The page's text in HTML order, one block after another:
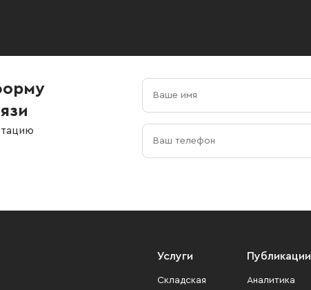
Услуги
Складская
Публикации
Аналитика